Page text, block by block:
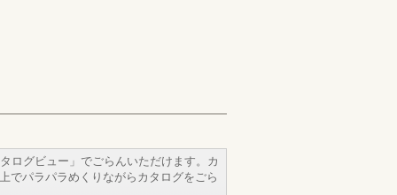
ログビュー」でごらんいただけます。カ
でパラパラめくりながらカタログをごら